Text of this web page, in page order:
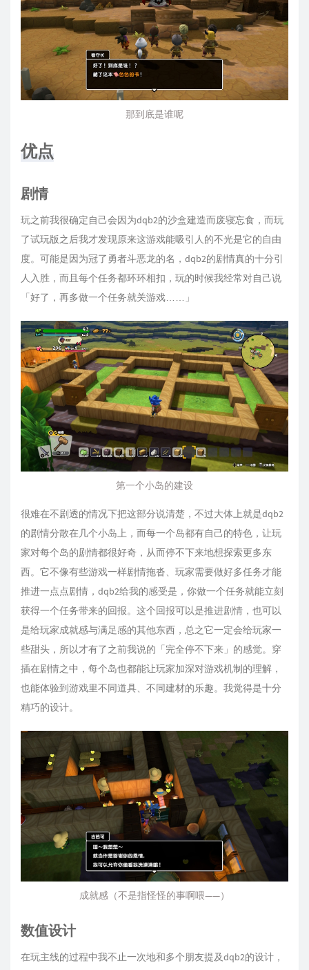
那到底是谁呢
优点
剧情
玩之前我很确定自己会因为dqb2的沙盒建造而废寝忘食，而玩
了试玩版之后我才发现原来这游戏能吸引人的不光是它的自由
度。可能是因为冠了勇者斗恶龙的名，dqb2的剧情真的十分引
人入胜，而且每个任务都环环相扣，玩的时候我经常对自己说
「好了，再多做一个任务就关游戏……」
第一个小岛的建设
很难在不剧透的情况下把这部分说清楚，不过大体上就是dqb2
的剧情分散在几个小岛上，而每一个岛都有自己的特色，让玩
家对每个岛的剧情都很好奇，从而停不下来地想探索更多东
西。它不像有些游戏一样剧情拖沓、玩家需要做好多任务才能
推进一点点剧情，dqb2给我的感受是，你做一个任务就能立刻
获得一个任务带来的回报。这个回报可以是推进剧情，也可以
是给玩家成就感与满足感的其他东西，总之它一定会给玩家一
些甜头，所以才有了之前我说的「完全停不下来」的感觉。穿
插在剧情之中，每个岛也都能让玩家加深对游戏机制的理解，
也能体验到游戏里不同道具、不同建材的乐趣。我觉得是十分
精巧的设计。
成就感（不是指怪怪的事啊喂——）
数值设计
在玩主线的过程中我不止一次地和多个朋友提及dqb2的设计，